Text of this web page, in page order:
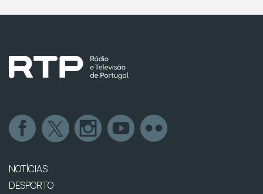
NOTÍCIAS
DESPORTO